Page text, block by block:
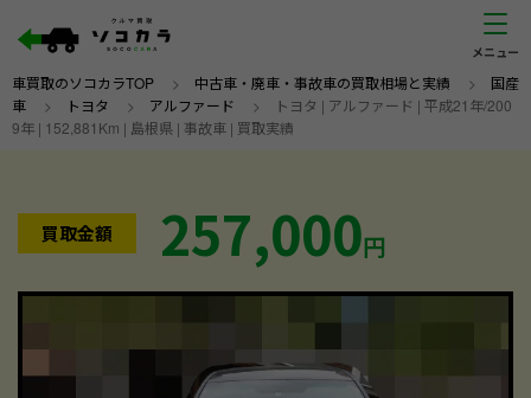
車買取のソコカラTOP > 中古車・廃車・事故車の買取相場と実績 > 国産
車 > トヨタ > アルファード >
トヨタ | アルファード | 平成21年/200
9年 | 152,881Km | 島根県 | 事故車 | 買取実績
買取金額 257,000円